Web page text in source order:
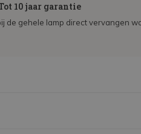
10 jaar garantie
de gehele lamp direct vervangen